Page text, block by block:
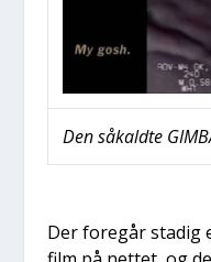
Den såkald­te
Der fore­går sta­dig